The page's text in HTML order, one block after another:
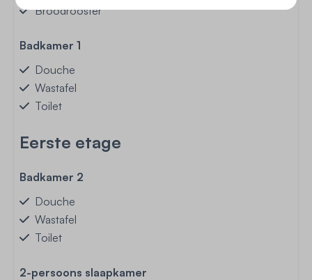
Broodrooster
Badkamer 1
Douche
Wastafel
Toilet
Eerste etage
Badkamer 2
Douche
Wastafel
Toilet
2-persoons slaapkamer